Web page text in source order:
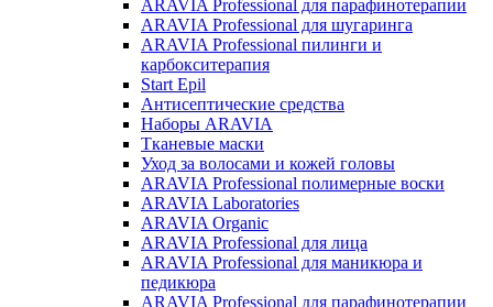
ARAVIA Professional для парафинотерапии
ARAVIA Professional для шугаринга
ARAVIA Professional пилинги и
карбокситерапия
Start Epil
Антисептические средства
Наборы ARAVIA
Тканевые маски
Уход за волосами и кожей головы
ARAVIA Professional полимерные воски
ARAVIA Laboratories
ARAVIA Organic
ARAVIA Professional для лица
ARAVIA Professional для маникюра и
педикюра
ARAVIA Professional для парафинотерапии